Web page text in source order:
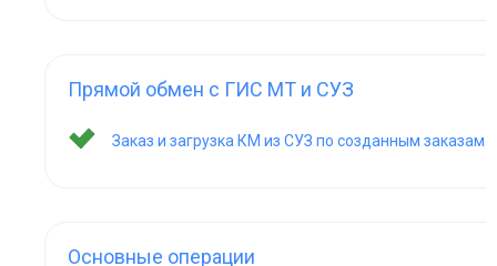
Прямой обмен с ГИС МТ и СУЗ
Заказ и загрузка КМ из СУЗ по созданным заказам
Основные операции